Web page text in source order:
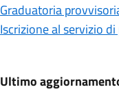
Graduatoria
Iscrizione al servizio
Ultimo